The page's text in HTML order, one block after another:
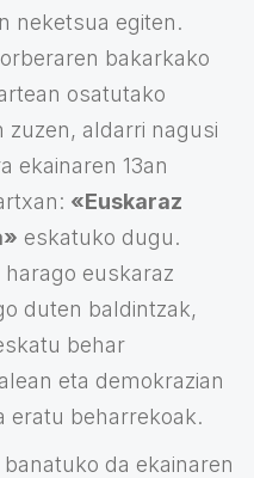
neketsua egiten.
bakarkako
osatutako
zuzen, aldarri nagusi
ekainaren 13an
«Euskaraz
eskatuko dugu.
euskaraz
duten baldintzak,
behar
eta demokrazian
eratu beharrekoak.
da ekainaren